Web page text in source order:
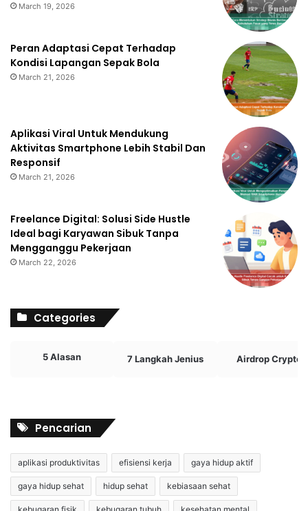
March 19, 2026
Peran Adaptasi Cepat Terhadap
Kondisi Lapangan Sepak Bola
March 21, 2026
Aplikasi Viral Untuk Mendukung
Aktivitas Smartphone Lebih Stabil Dan
Responsif
March 21, 2026
Freelance Digital: Solusi Side Hustle
Ideal bagi Karyawan Sibuk Tanpa
Mengganggu Pekerjaan
March 22, 2026
Categories
5 Alasan 7 Langkah Jenius Airdrop Crypto
Pencarian
aplikasi produktivitas efisiensi kerja gaya hidup aktif
gaya hidup sehat hidup sehat kebiasaan sehat